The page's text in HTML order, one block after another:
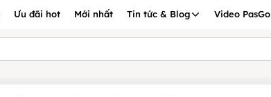
Ưu đãi hot Mới nhất Tin tức & Blog Video PasGo